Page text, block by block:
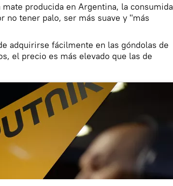
producida en Argentina, la consumida
no tener palo, ser más suave y "más
adquirirse fácilmente en las góndolas de
el precio es más elevado que las de